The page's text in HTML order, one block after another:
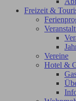
Freizeit &
Vereine
Hotel &